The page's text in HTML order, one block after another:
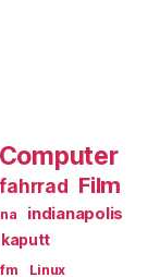
Computer
fahrrad Film
indianapolis
kaputt
Linux